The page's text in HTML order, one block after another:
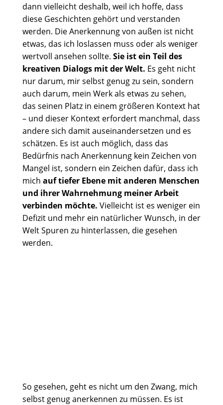
dann vielleicht deshalb, weil ich hoffe, dass
diese Geschichten gehört und verstanden
werden. Die Anerkennung von außen ist nicht
etwas, das ich loslassen muss oder als weniger
wertvoll ansehen sollte. Sie ist ein Teil des
kreativen Dialogs mit der Welt. Es geht nicht
nur darum, mir selbst genug zu sein, sondern
auch darum, mein Werk als etwas zu sehen,
das seinen Platz in einem größeren Kontext hat
– und dieser Kontext erfordert manchmal, dass
andere sich damit auseinandersetzen und es
schätzen. Es ist auch möglich, dass das
Bedürfnis nach Anerkennung kein Zeichen von
Mangel ist, sondern ein Zeichen dafür, dass ich
mich auf tiefer Ebene mit anderen Menschen
und ihrer Wahrnehmung meiner Arbeit
verbinden möchte. Vielleicht ist es weniger ein
Defizit und mehr ein natürlicher Wunsch, in der
Welt Spuren zu hinterlassen, die gesehen
werden.
So gesehen, geht es nicht um den Zwang, mich
selbst genug anerkennen zu müssen. Es ist